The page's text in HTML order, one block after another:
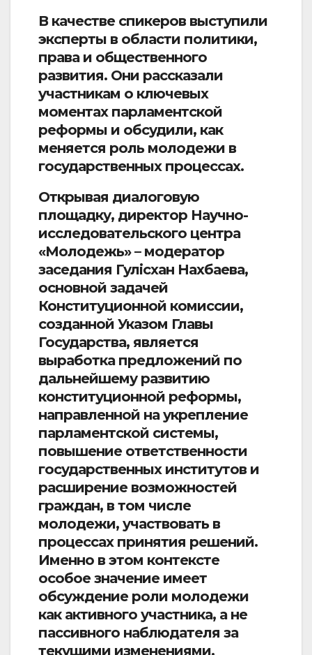
В качестве спикеров выступили
эксперты в области политики,
права и общественного
развития. Они рассказали
участникам о ключевых
моментах парламентской
реформы и обсудили, как
меняется роль молодежи в
государственных процессах.
Открывая диалоговую
площадку, директор Научно-
исследовательского центра
«Молодежь» – модератор
заседания Гулісхан Нахбаева,
основной задачей
Конституционной комиссии,
созданной Указом Главы
Государства, является
выработка предложений по
дальнейшему развитию
конституционной реформы,
направленной на укрепление
парламентской системы,
повышение ответственности
государственных институтов и
расширение возможностей
граждан, в том числе
молодежи, участвовать в
процессах принятия решений.
Именно в этом контексте
особое значение имеет
обсуждение роли молодежи
как активного участника, а не
пассивного наблюдателя за
текущими изменениями.